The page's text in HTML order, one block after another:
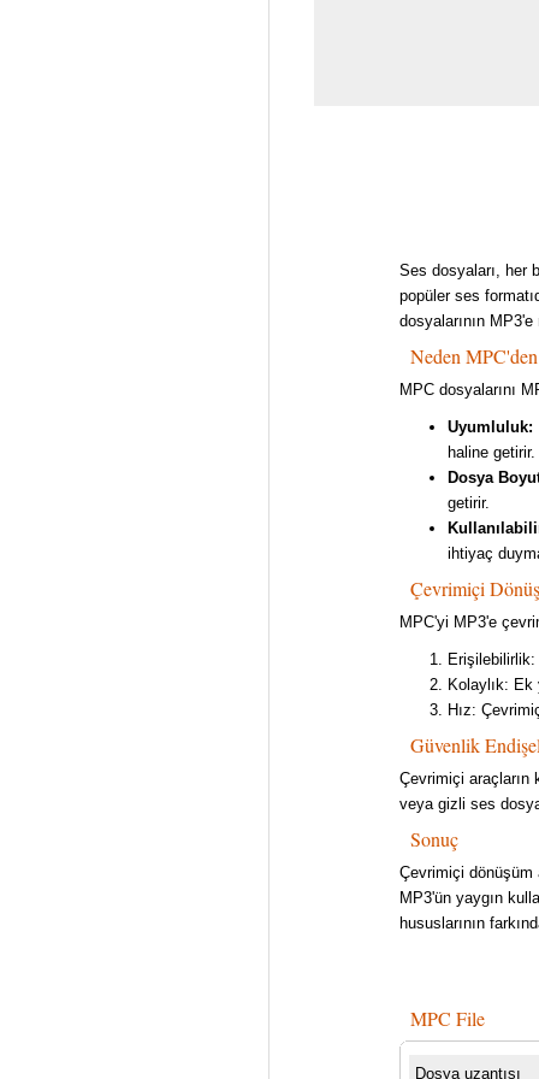
Ses dosyaları, her
popüler ses
dosyalarının
Neden
MPC dosyalarını
Uyumluluk:
haline getirir.
Dosya
getirir.
ihtiyaç
Çevrimiçi
MPC'yi MP3'e
Erişilebilirlik:
Kolaylık: Ek
Hız:
Güvenlik
Çevrimiçi araçların
veya gizli ses
Sonuç
Çevrimiçi dönüşüm
MP3'ün yaygın
hususlarının
MPC File
Dosya uzantısı